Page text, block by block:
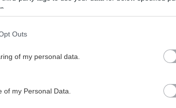
Outs
of my personal data.
my Personal Data.